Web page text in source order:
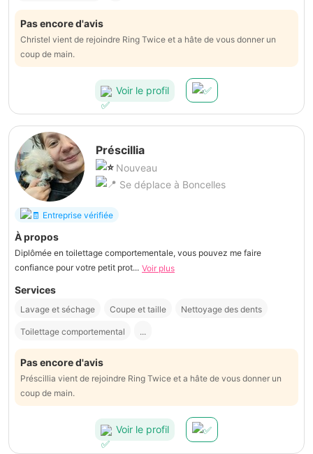
Pas encore d'avis
Christel vient de rejoindre Ring Twice et a hâte de vous donner un
coup de main.
Voir le profil
Préscillia
Nouveau
Se déplace à Boncelles
Entreprise vérifiée
À propos
Diplômée en toilettage comportementale, vous pouvez me faire
confiance pour votre petit prot... Voir plus
Services
Lavage et séchage Coupe et taille Nettoyage des dents
Toilettage comportemental ...
Pas encore d'avis
Préscillia vient de rejoindre Ring Twice et a hâte de vous donner un
coup de main.
Voir le profil